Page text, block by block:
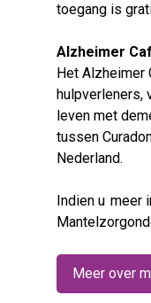
toegang is
Alzheimer
Het Alzheimer
hulpverleners,
leven met
tussen
Nederland.
Indien u meer
Meer over